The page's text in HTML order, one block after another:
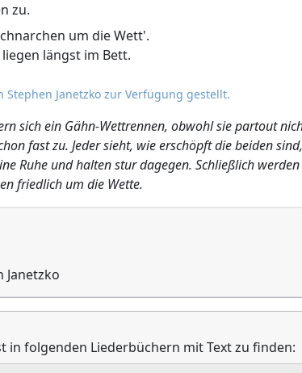
zu.
um die Wett'.
längst im Bett.
Janetzko zur Verfügung gestellt.
sich ein Gähn-Wettrennen, obwohl sie partout
fast zu. Jeder sieht, wie erschöpft die beiden
Ruhe und halten stur dagegen. Schließlich
friedlich um die Wette.
Janetzko
in folgenden Liederbüchern mit Text zu finden: